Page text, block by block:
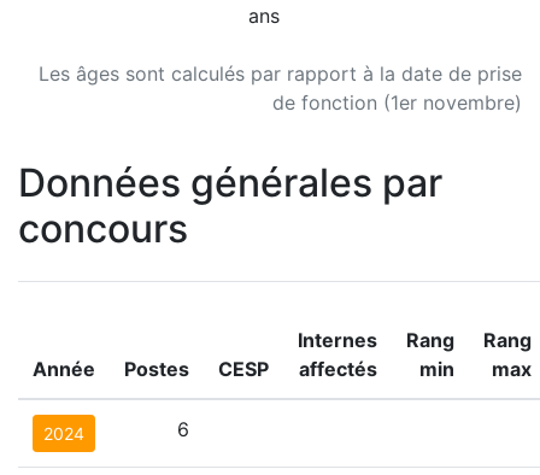
Les âges sont calculés par rapport à la date de prise
de fonction (1er novembre)
ans
Données générales par
concours
Année Postes CESP
Internes
affectés
Rang
min
Rang
max
2024 6